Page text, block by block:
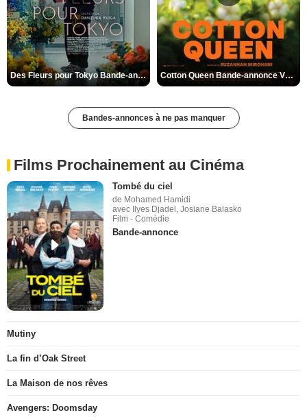
Des Fleurs pour Tokyo Bande-annonce VO STFR Cotton Queen Bande-annonce VO STFR
Bandes-annonces à ne pas manquer
Films Prochainement au Cinéma
Tombé du ciel
de Mohamed Hamidi
avec Ilyes Djadel, Josiane Balasko
Film - Comédie
Bande-annonce
Mutiny
La fin d’Oak Street
La Maison de nos rêves
Avengers: Doomsday